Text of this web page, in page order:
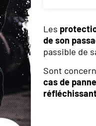
Les
de son
passible de
Sont
cas de